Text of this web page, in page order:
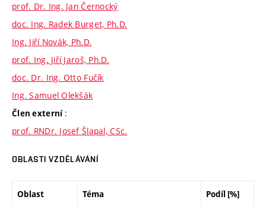
prof. Dr. Ing. Jan Černocký
doc. Ing. Radek Burget, Ph.D.
Ing. Jiří Novák, Ph.D.
prof. Ing. Jiří Jaroš, Ph.D.
doc. Dr. Ing. Otto Fučík
Ing. Samuel Olekšák
Člen externí :
prof. RNDr. Josef Šlapal, CSc.
OBLASTI VZDĚLÁVÁNÍ
Oblast Téma Podíl [%]